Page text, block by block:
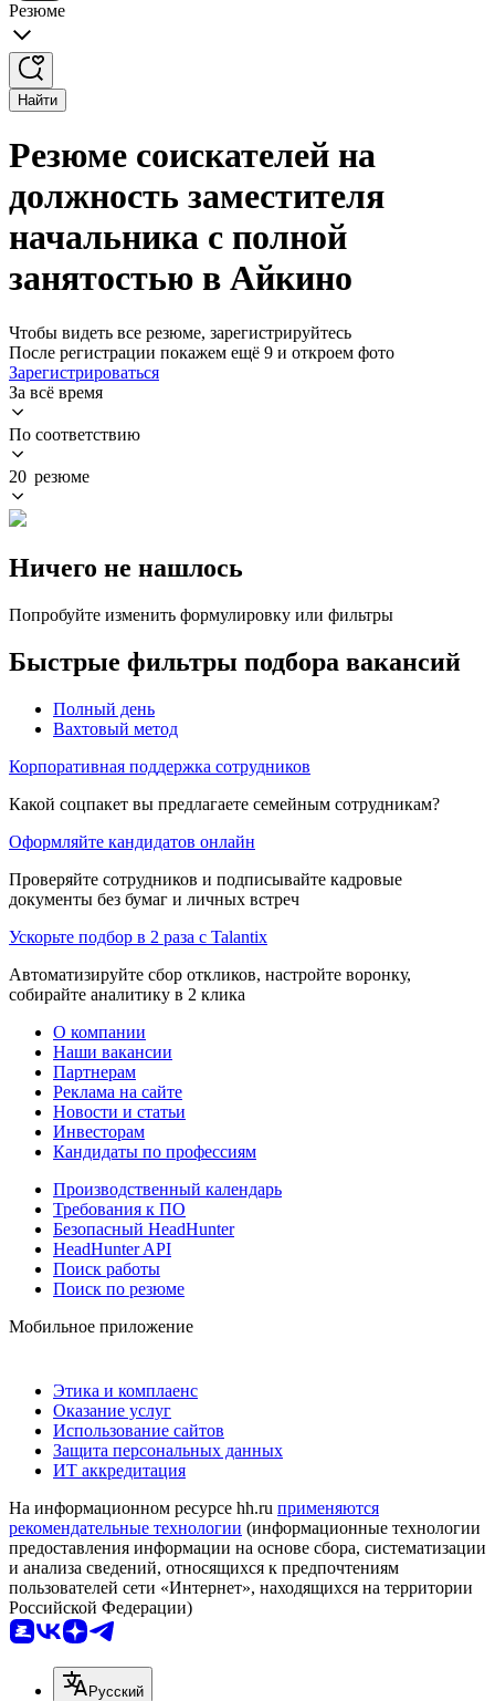
Резюме
Найти
Резюме соискателей на
должность заместителя
начальника с полной
занятостью в Айкино
Чтобы видеть все резюме, зарегистрируйтесь
После регистрации покажем ещё 9 и откроем фото
Зарегистрироваться
За всё время
По соответствию
20 резюме
Ничего не нашлось
Попробуйте изменить формулировку или фильтры
Быстрые фильтры подбора вакансий
Полный день
Вахтовый метод
Корпоративная поддержка сотрудников
Какой соцпакет вы предлагаете семейным сотрудникам?
Оформляйте кандидатов онлайн
Проверяйте сотрудников и подписывайте кадровые
документы без бумаг и личных встреч
Ускорьте подбор в 2 раза с Talantix
Автоматизируйте сбор откликов, настройте воронку,
собирайте аналитику в 2 клика
О компании
Наши вакансии
Партнерам
Реклама на сайте
Новости и статьи
Инвесторам
Кандидаты по профессиям
Производственный календарь
Требования к ПО
Безопасный HeadHunter
HeadHunter API
Поиск работы
Поиск по резюме
Мобильное приложение
Этика и комплаенс
Оказание услуг
Использование сайтов
Защита персональных данных
ИТ аккредитация
На информационном ресурсе hh.ru применяются
рекомендательные технологии (информационные технологии
предоставления информации на основе сбора, систематизации
и анализа сведений, относящихся к предпочтениям
пользователей сети «Интернет», находящихся на территории
Российской Федерации)
Русский